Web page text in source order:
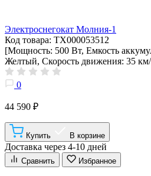
Электроснегокат Молния-1
Код товара: ТХ000053512
[Мощность: 500 Вт, Емкость
Желтый, Скорость движения: 35
0
44 590 ₽
Купить В корзине
Доставка через 4-10 дней
Сравнить Избранное